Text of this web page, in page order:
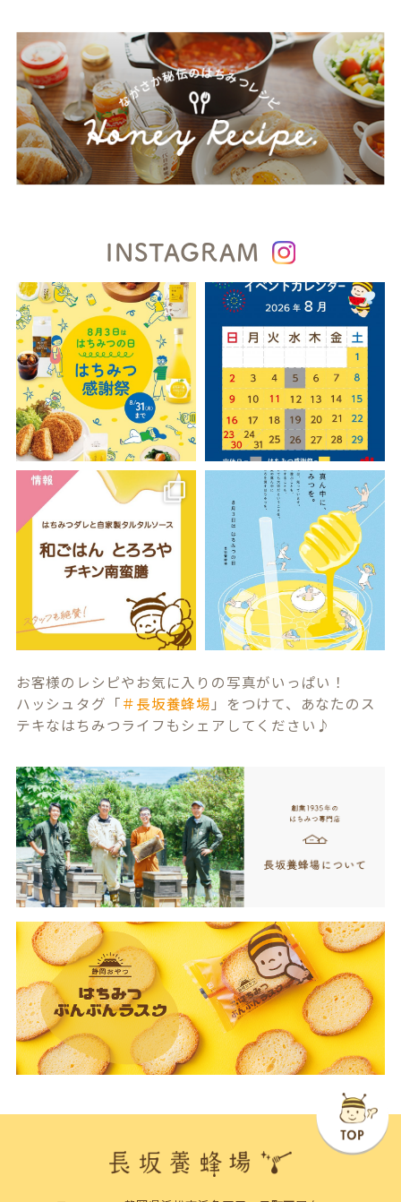
INSTAGRAM
お客様のレシピやお気に入りの写真がいっぱい！
ハッシュタグ「＃長坂養蜂場 」をつけて、あなたのス
テキなはちみつライフもシェアしてください♪